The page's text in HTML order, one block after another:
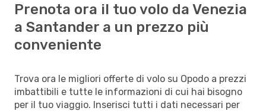
Prenota ora il tuo volo da Venezia
a Santander a un prezzo più
conveniente
Trova ora le migliori offerte di volo su Opodo a prezzi
imbattibili e tutte le informazioni di cui hai bisogno
per il tuo viaggio. Inserisci tutti i dati necessari per